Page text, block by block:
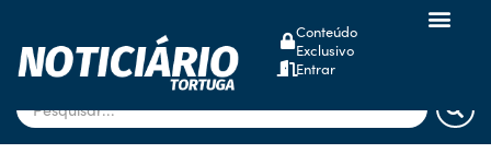
Conteúdo
Exclusivo
Entrar